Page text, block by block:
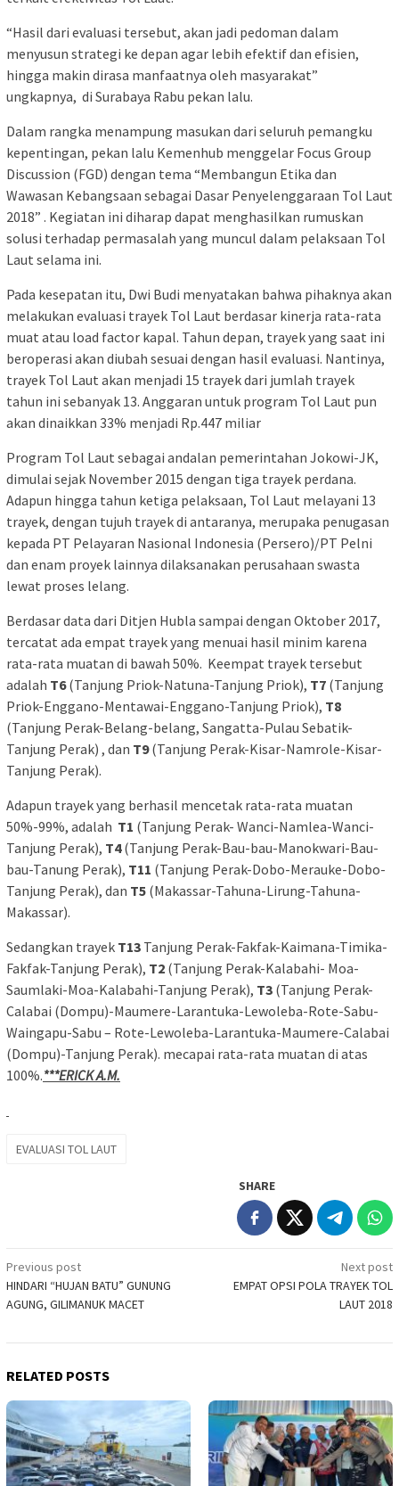
“Hasil dari evaluasi tersebut, akan jadi pedoman dalam
menyusun strategi ke depan agar lebih efektif dan efisien,
hingga makin dirasa manfaatnya oleh masyarakat”
ungkapnya, di Surabaya Rabu pekan lalu.
Dalam rangka menampung masukan dari seluruh pemangku
kepentingan, pekan lalu Kemenhub menggelar Focus Group
Discussion (FGD) dengan tema “Membangun Etika dan
Wawasan Kebangsaan sebagai Dasar Penyelenggaraan Tol Laut
2018” . Kegiatan ini diharap dapat menghasilkan rumuskan
solusi terhadap permasalah yang muncul dalam pelaksaan Tol
Laut selama ini.
Pada kesepatan itu, Dwi Budi menyatakan bahwa pihaknya akan
melakukan evaluasi trayek Tol Laut berdasar kinerja rata-rata
muat atau load factor kapal. Tahun depan, trayek yang saat ini
beroperasi akan diubah sesuai dengan hasil evaluasi. Nantinya,
trayek Tol Laut akan menjadi 15 trayek dari jumlah trayek
tahun ini sebanyak 13. Anggaran untuk program Tol Laut pun
akan dinaikkan 33% menjadi Rp.447 miliar
Program Tol Laut sebagai andalan pemerintahan Jokowi-JK,
dimulai sejak November 2015 dengan tiga trayek perdana.
Adapun hingga tahun ketiga pelaksaan, Tol Laut melayani 13
trayek, dengan tujuh trayek di antaranya, merupaka penugasan
kepada PT Pelayaran Nasional Indonesia (Persero)/PT Pelni
dan enam proyek lainnya dilaksanakan perusahaan swasta
lewat proses lelang.
Berdasar data dari Ditjen Hubla sampai dengan Oktober 2017,
tercatat ada empat trayek yang menuai hasil minim karena
rata-rata muatan di bawah 50%. Keempat trayek tersebut
adalah T6(Tanjung Priok-Natuna-Tanjung Priok), T7 (Tanjung
Priok-Enggano-Mentawai-Enggano-Tanjung Priok), T8
(Tanjung Perak-Belang-belang, Sangatta-Pulau Sebatik-
Tanjung Perak) , dan T9(Tanjung Perak-Kisar-Namrole-Kisar-
Tanjung Perak).
Adapun trayek yang berhasil mencetak rata-rata muatan
50%-99%, adalah T1 (Tanjung Perak- Wanci-Namlea-Wanci-
Tanjung Perak), T4(Tanjung Perak-Bau-bau-Manokwari-Bau-
bau-Tanung Perak), T11 (Tanjung Perak-Dobo-Merauke-Dobo-
Tanjung Perak), dan T5 (Makassar-Tahuna-Lirung-Tahuna-
Makassar).
Sedangkan trayek T13 Tanjung Perak-Fakfak-Kaimana-Timika-
Fakfak-Tanjung Perak), T2 (Tanjung Perak-Kalabahi- Moa-
Saumlaki-Moa-Kalabahi-Tanjung Perak), T3 (Tanjung Perak-
Calabai (Dompu)-Maumere-Larantuka-Lewoleba-Rote-Sabu-
Waingapu-Sabu – Rote-Lewoleba-Larantuka-Maumere-Calabai
(Dompu)-Tanjung Perak). mecapai rata-rata muatan di atas
100%.***ERICK A.M.
EVALUASI TOL LAUT
SHARE
Post
navigation
Previous post
HINDARI “HUJAN BATU” GUNUNG
AGUNG, GILIMANUK MACET
Next post
EMPAT OPSI POLA TRAYEK TOL
LAUT 2018
RELATED POSTS